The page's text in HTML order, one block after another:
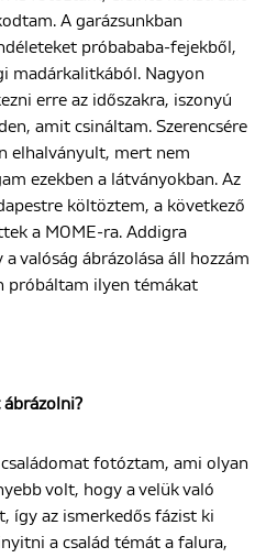
A garázsunkban
próbababa-fejekből,
madárkalitkából. Nagyon
erre az időszakra, iszonyú
amit csináltam. Szerencsére
elhalványult, mert nem
ezekben a látványokban. Az
költöztem, a következő
a MOME-ra. Addigra
valóság ábrázolása áll hozzám
próbáltam ilyen témákat
ábrázolni?
fotóztam, ami olyan
volt, hogy a velük való
így az ismerkedős fázist ki
a család témát a falura,